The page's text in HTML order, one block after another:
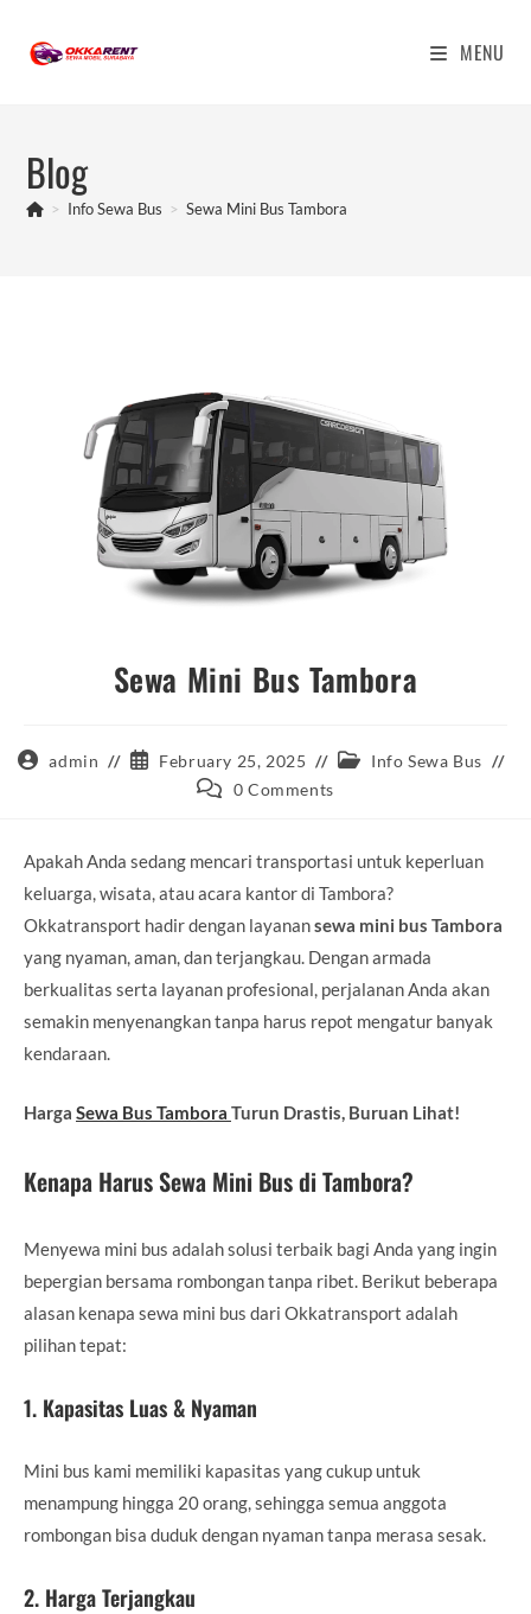
content
MENU
Blog
> Info Sewa Bus > Sewa Mini Bus Tambora
Sewa Mini Bus Tambora
Postadmin
Post
published:
February 25, 2025
Post Info Sewa Bus
Post 0 Comments
Apakah Anda sedang mencari transportasi untuk keperluan
keluarga, wisata, atau acara kantor di Tambora?
Okkatransport hadir dengan layanansewa mini bus Tambora
yang nyaman, aman, dan terjangkau. Dengan armada
berkualitas serta layanan profesional, perjalanan Anda akan
semakin menyenangkan tanpa harus repot mengatur banyak
kendaraan.
Harga Sewa Bus Tambora Turun Drastis, Buruan Lihat!
Kenapa Harus Sewa Mini Bus di Tambora?
Menyewa mini bus adalah solusi terbaik bagi Anda yang ingin
bepergian bersama rombongan tanpa ribet. Berikut beberapa
alasan kenapa sewa mini bus dari Okkatransport adalah
pilihan tepat:
1. Kapasitas Luas & Nyaman
Mini bus kami memiliki kapasitas yang cukup untuk
menampung hingga 20 orang, sehingga semua anggota
rombongan bisa duduk dengan nyaman tanpa merasa sesak.
2. Harga Terjangkau